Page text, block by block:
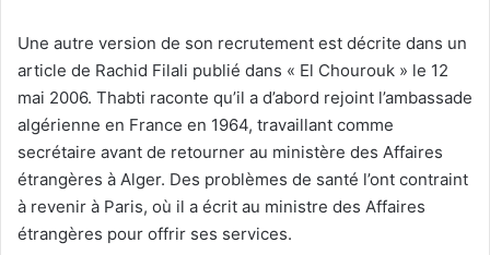
Une autre version de son recrutement est décrite dans un
article de Rachid Filali publié dans « El Chourouk » le 12
mai 2006. Thabti raconte qu’il a d’abord rejoint l’ambassade
algérienne en France en 1964, travaillant comme
secrétaire avant de retourner au ministère des Affaires
étrangères à Alger. Des problèmes de santé l’ont contraint
à revenir à Paris, où il a écrit au ministre des Affaires
étrangères pour offrir ses services.